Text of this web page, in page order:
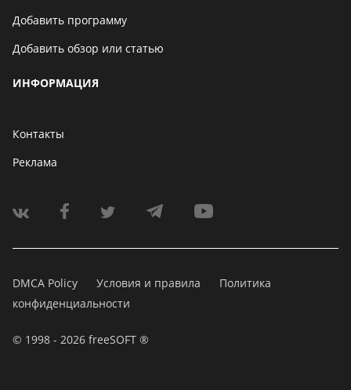
Добавить программу
Добавить обзор или статью
ИНФОРМАЦИЯ
Контакты
Реклама
DMCA Policy Условия и правила
Политика
конфиденциальности
© 1998 - 2026 freeSOFT ®